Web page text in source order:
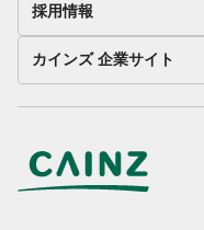
採用情報
カインズ 企業サイト